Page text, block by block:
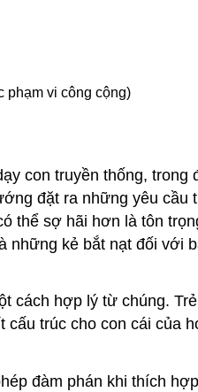
phạm vi công cộng)
con truyền thống, trong
đặt ra những yêu cầu
thể sợ hãi hơn là tôn
những kẻ bắt nạt đối với
cách hợp lý từ chúng.
trúc cho con cái của
đàm phán khi thích